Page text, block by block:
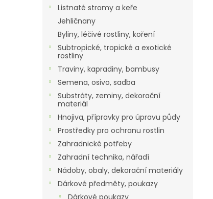
Listnaté stromy a keře
Jehličnany
Byliny, léčivé rostliny, koření
Subtropické, tropické a exotické
rostliny
Traviny, kapradiny, bambusy
Semena, osivo, sadba
Substráty, zeminy, dekorační
materiál
Hnojiva, přípravky pro úpravu půdy
Prostředky pro ochranu rostlin
Zahradnické potřeby
Zahradní technika, nářadí
Nádoby, obaly, dekorační materiály
Dárkové předměty, poukazy
Dárkové poukazy